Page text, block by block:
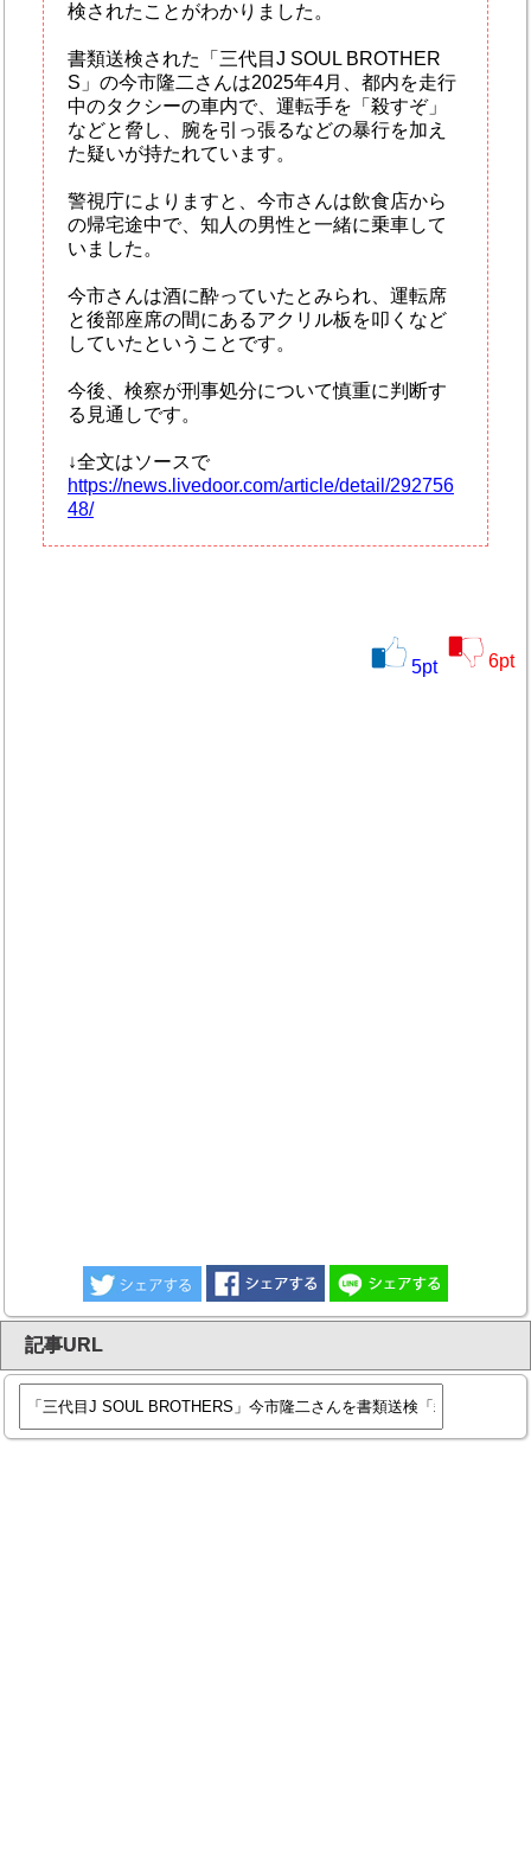
検されたことがわかりました。
書類送検された「三代目J SOUL BROTHER
S」の今市隆二さんは2025年4月、都内を走行
中のタクシーの車内で、運転手を「殺すぞ」
などと脅し、腕を引っ張るなどの暴行を加え
た疑いが持たれています。
警視庁によりますと、今市さんは飲食店から
の帰宅途中で、知人の男性と一緒に乗車して
いました。
今市さんは酒に酔っていたとみられ、運転席
と後部座席の間にあるアクリル板を叩くなど
していたということです。
今後、検察が刑事処分について慎重に判断す
る見通しです。
↓全文はソースで
https://news.livedoor.com/article/detail/292756
48/
5pt 6pt
記事URL